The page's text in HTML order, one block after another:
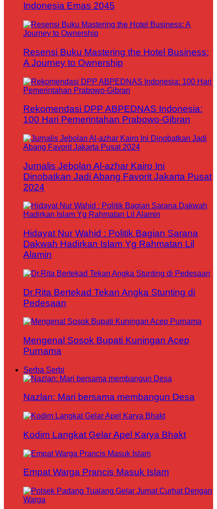
Indonesia Emas 2045
Resensi Buku Mastering the Hotel Business:
A Journey to Ownership
Rekomendasi DPP ABPEDNAS Indonesia:
100 Hari Pemerintahan Prabowo-Gibran
Jurnalis Jebolan Al-azhar Kairo Ini
Dinobatkan Jadi Abang Favorit Jakarta Pusat
2024
Hidayat Nur Wahid : Politik Bagian Sarana
Dakwah Hadirkan Islam Yg Rahmatan Lil
Alamin
Dr.Rita Bertekad Tekan Angka Stunting di
Pedesaan
Mengenal Sosok Bupati Kuningan Acep
Purnama
Serba Serbi
Nazlan: Mari bersama membangun Desa
Kodim Langkat Gelar Apel Karya Bhakt
Empat Warga Prancis Masuk Islam